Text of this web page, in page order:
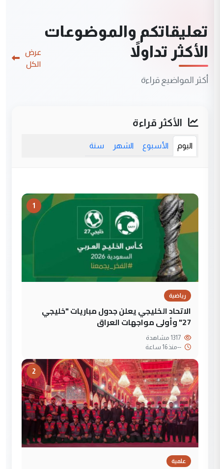
تعليقاتكم والموضوعات
الأكثر تداولاً
أكثر المواضيع قراءة
عرض
الكل
الأكثر قراءة
اليوم الأسبوع الشهر سنة
1
رياضية
الاتحاد الخليجي يعلن جدول مباريات "خليجي
27" وأولى مواجهات العراق
--منذ 16 ساعة
2
علمية